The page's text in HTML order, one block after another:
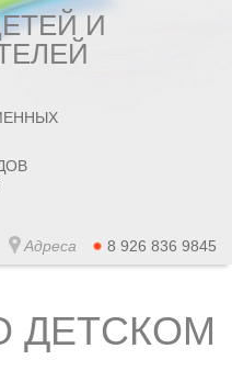
И
Адреса 8 926 836 9845
ДЕТСКОМ